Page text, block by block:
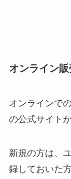
オンライン販
オンラインで
の公式サイト
新規の方は、
録しておいた